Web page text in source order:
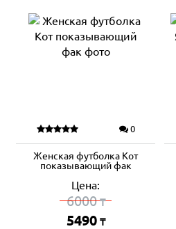
0
Женская футболка Кот
показывающий фак
Цена:
6000₸
5490 ₸